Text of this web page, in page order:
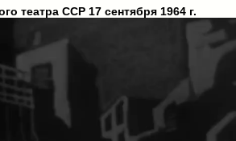
театра ССР 17 сентября 1964 г.